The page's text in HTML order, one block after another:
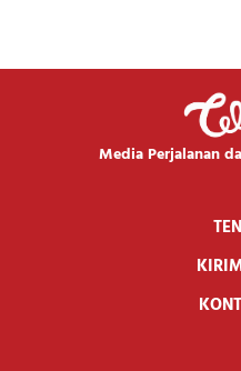
Media Perjalanan